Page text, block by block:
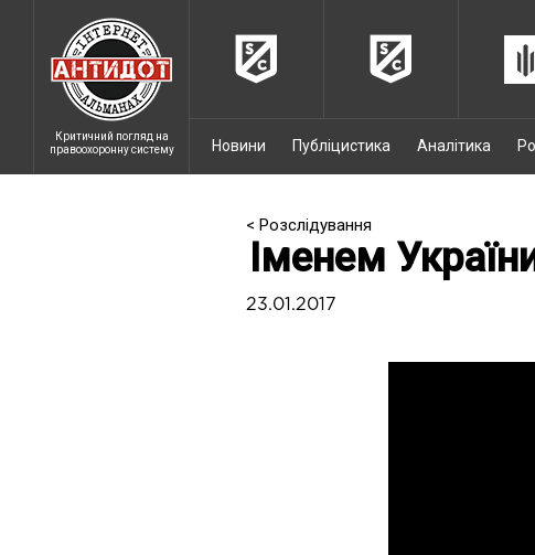
Критичний погляд на
правоохоронну систему
Новини Публіцистика Аналітика
< Розслідування
Іменем
23.01.2017